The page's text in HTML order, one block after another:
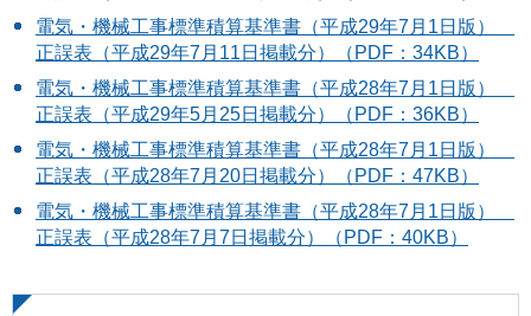
電気・機械工事標準積算基準書（平成29年7月1日版）
正誤表（平成29年7月11日掲載分）（PDF：34KB）
電気・機械工事標準積算基準書（平成28年7月1日版）
正誤表（平成29年5月25日掲載分）（PDF：36KB）
電気・機械工事標準積算基準書（平成28年7月1日版）
正誤表（平成28年7月20日掲載分）（PDF：47KB）
電気・機械工事標準積算基準書（平成28年7月1日版）
正誤表（平成28年7月7日掲載分）（PDF：40KB）